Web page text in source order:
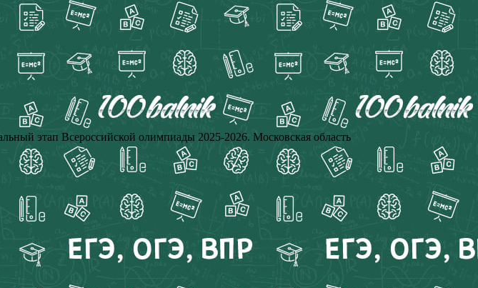
Всероссийской олимпиады 2025-2026. Московская область